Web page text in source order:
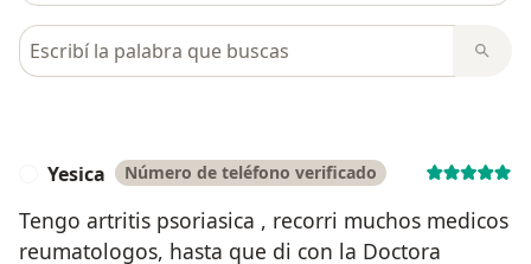
Busca en opiniones
Yesica Número de teléfono verificado
Tengo artritis psoriasica , recorri muchos medicos
reumatologos, hasta que di con la Doctora